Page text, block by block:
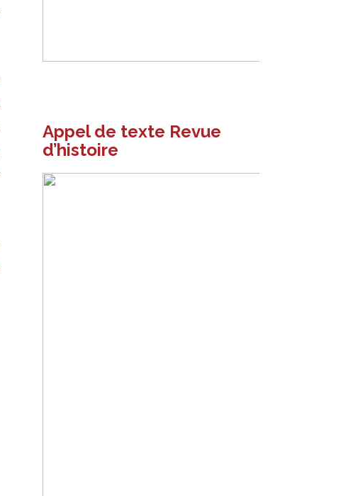
Appel de texte Revue
d’histoire